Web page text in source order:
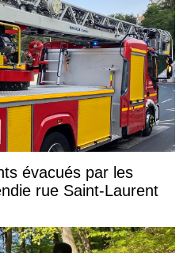
évacués par les
rue Saint-Laurent